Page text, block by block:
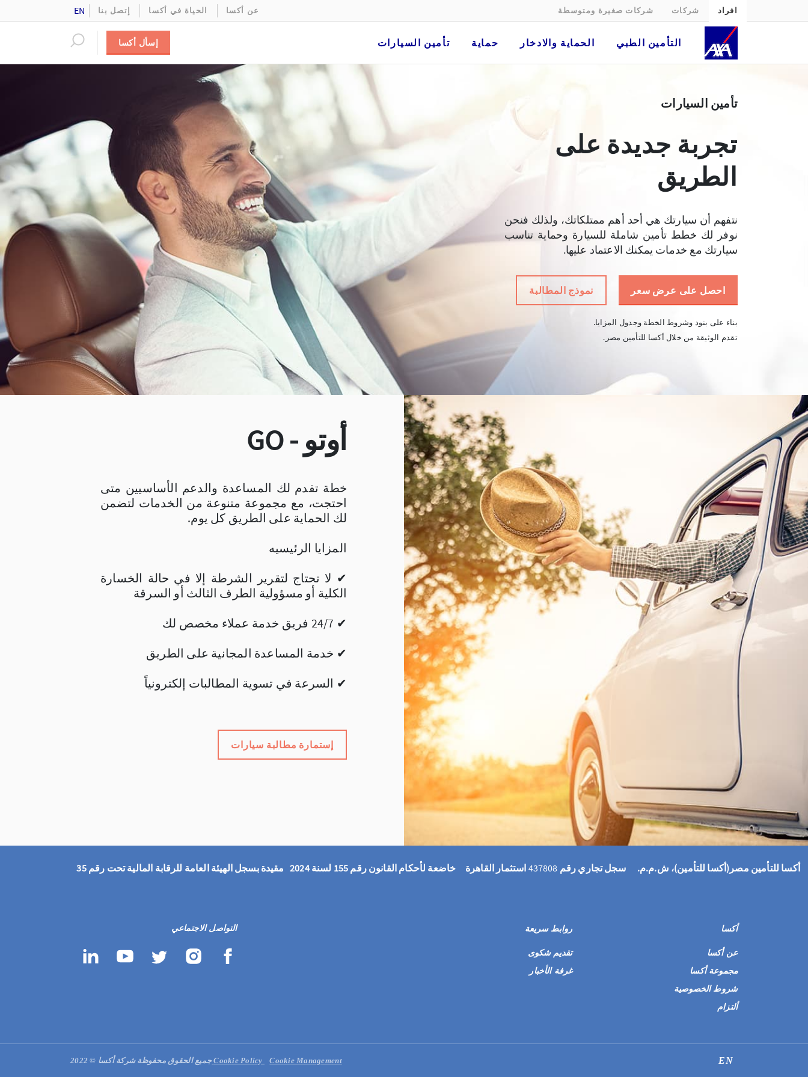
افراد شركات شركات صغيرة ومتوسطة عن أكسا الحياة في أكسا إتصل بنا
التأمين الطبي الحماية والادخار حماية تأمين السيارات إسأل أكسا
Car Insurance | AXA Egypt
تأمين السيارات
تجربة جديدة على
الطريق
نتفهم أن سيارتك هي أحد أهم ممتلكاتك، ولذلك فنحن
نوفر لك خطط تأمين شاملة للسيارة وحماية تناسب
سيارتك مع خدمات يمكنك الاعتماد عليها.
احصل على عرض سعر نموذج المطالبة
بناء على بنود وشروط الخطة وجدول المزايا.
تقدم الوثيقة من خلال أكسا للتأمين مصر.
أوتو - GO
خطة تقدم لك المساعدة والدعم الأساسيين متى
احتجت، مع مجموعة متنوعة من الخدمات لتضمن
لك الحماية على الطريق كل يوم.
المزايا الرئيسيه
✔ لا تحتاج لتقرير الشرطة إلا في حالة الخسارة
الكلية أو مسؤولية الطرف الثالث أو السرقة
✔ 24/7 فريق خدمة عملاء مخصص لك
✔ خدمة المساعدة المجانية على الطريق
✔ السرعة في تسوية المطالبات إلكترونياً
إستمارة مطالبة سيارات
أكسا للتأمين مصر(أكسا للتأمين)، ش.م.م. سجل تجاري رقم 437808 استثمار القاهرة خاضعة لأحكام القانون رقم 155 لسنة 2024 مقيدة بسجل الهيئة العامة للرقابة المالية تحت رقم 35
التواصل الاجتماعي أكسا
عن أكسا
مجموعة أكسا
شروط الخصوصية
ألتزام
روابط سريعة
تقديم شكوى
غرفة الأخبار
EN
Cookie Policy Cookie Management جميع الحقوق محفوظة شركة أكسا © 2022